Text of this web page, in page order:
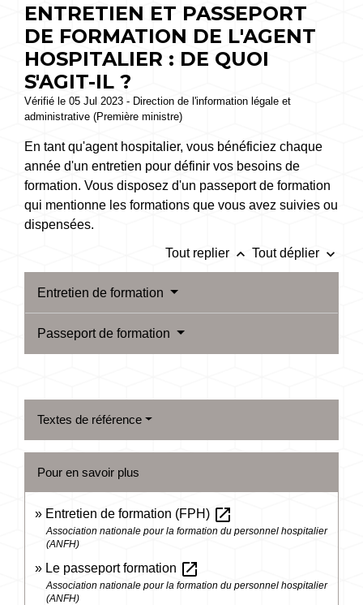
ENTRETIEN ET PASSEPORT
DE FORMATION DE L'AGENT
HOSPITALIER : DE QUOI
S'AGIT-IL ?
Vérifié le 05 Jul 2023 - Direction de l'information légale et
administrative (Première ministre)
En tant qu'agent hospitalier, vous bénéficiez chaque
année d'un entretien pour définir vos besoins de
formation. Vous disposez d'un passeport de formation
qui mentionne les formations que vous avez suivies ou
dispensées.
Tout replier keyboard_arrow_up Tout déplier keyboard_arrow_down
Entretien de formation
Passeport de formation
Textes de référence
Pour en savoir plus
Entretien de formation (FPH) open_in_new
Association nationale pour la formation du personnel hospitalier
(ANFH)
Le passeport formation open_in_new
Association nationale pour la formation du personnel hospitalier
(ANFH)